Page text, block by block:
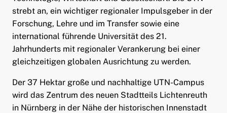
strebt an, ein wichtiger regionaler Impulsgeber in der
Forschung, Lehre und im Transfer sowie eine
international führende Universität des 21.
Jahrhunderts mit regionaler Verankerung bei einer
gleichzeitigen globalen Ausrichtung zu werden.
Der 37 Hektar große und nachhaltige UTN-Campus
wird das Zentrum des neuen Stadtteils Lichtenreuth
in Nürnberg in der Nähe der historischen Innenstadt